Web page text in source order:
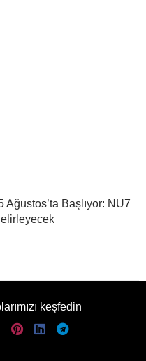
Başlıyor: NU7
keşfedin